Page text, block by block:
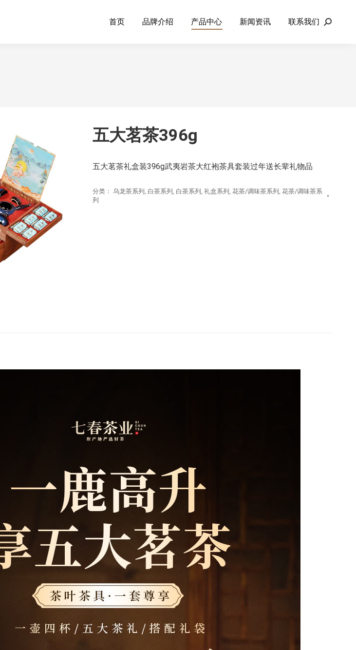
首页 品牌介绍 产品中心 新闻资讯 联系我们 Search:
五大茗茶396g
五大茗茶礼盒装396g武夷岩茶大红袍茶具套装过年送长辈礼物品
分类： 乌龙茶系列 , 白茶系列 , 白茶系列 , 礼盒系列 , 花茶/调味茶系列 , 花茶/调味茶系
列